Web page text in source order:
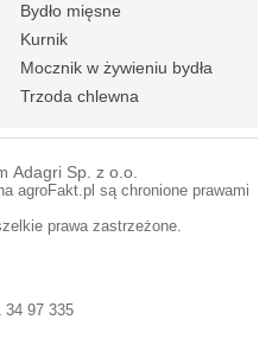
Bydło mięsne
Kurnik
Mocznik w żywieniu bydła
Trzoda chlewna
Adagri Sp. z o.o.
agroFakt.pl są chronione prawami
prawa zastrzeżone.
34 97 335